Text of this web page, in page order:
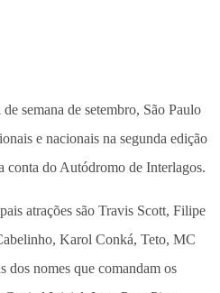
semana de setembro, São Paulo
e nacionais na segunda edição
conta do Autódromo de Interlagos.
atrações são Travis Scott, Filipe
Karol Conká, Teto, MC
nomes que comandam os